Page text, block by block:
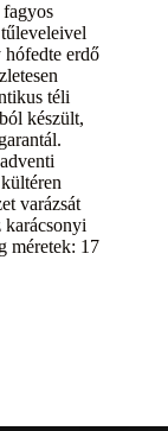
hófedte erdő
téli
készült,
varázsát
karácsonyi
méretek: 17